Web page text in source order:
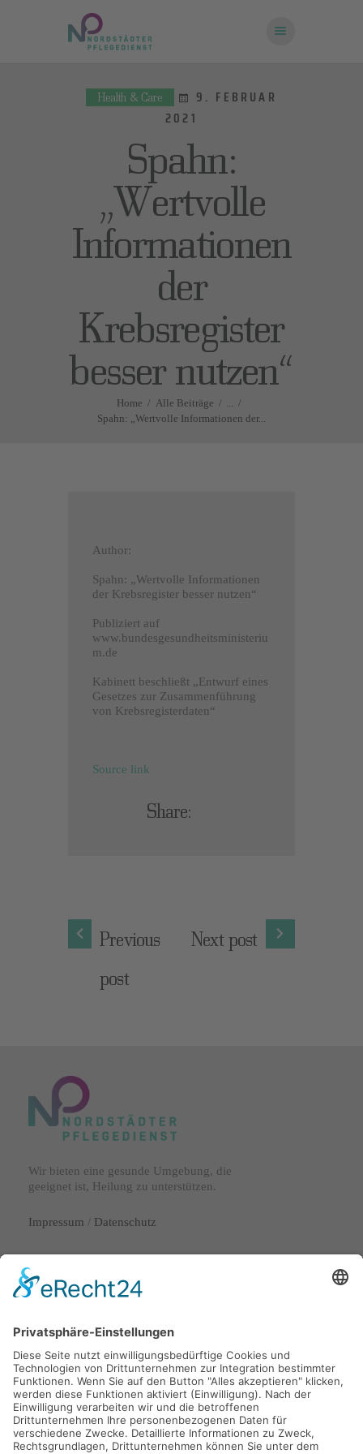
Health & Care
9. FEBRUAR
2021
Spahn:
„Wertvolle
Informationen
der
Krebsregister
besser nutzen“
Home Alle Beiträge
...
Spahn: „Wertvolle Informationen der...
ÜBER UNS
FRAGEN UND
ANTWORTEN
KONTAKT
Author:
Spahn: „Wertvolle Informationen
der Krebsregister besser nutzen“
Publiziert auf
www.bundesgesundheitsministeriu
m.de
Kabinett beschließt „Entwurf eines
Gesetzes zur Zusammenführung
von Krebsregisterdaten“
Source link
Share:
Previous
post
Next post
Wir bieten eine gesunde Umgebung, die
geeignet ist, Heilung zu unterstützen.
Impressum / Datenschutz
Lange Laube 29
30159 Hannover
info@nordstaedter-pflegedienst.de
0511 53072720